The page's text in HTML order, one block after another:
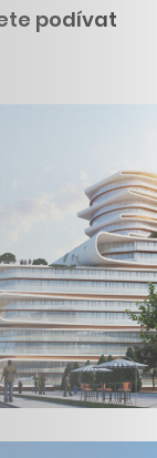
podívat